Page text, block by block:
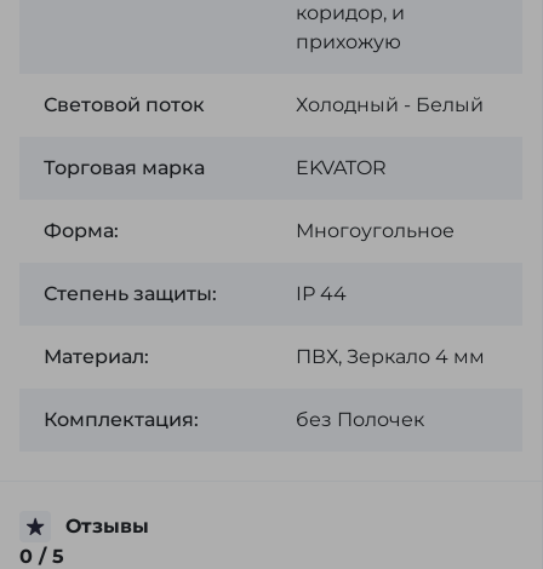
коридор, и
прихожую
Световой поток Холодный - Белый
Торговая марка EKVATOR
Форма: Многоугольное
Степень защиты: ІР 44
Материал: ПВХ, Зеркало 4 мм
Комплектация: без Полочек
Отзывы
0 / 5